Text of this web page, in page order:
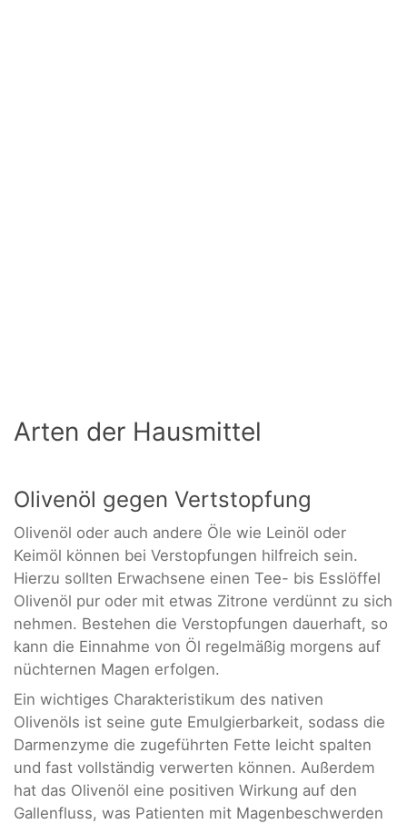
Arten der Hausmittel
Olivenöl gegen Vertstopfung
Olivenöl oder auch andere Öle wie Leinöl oder
Keimöl können bei Verstopfungen hilfreich sein.
Hierzu sollten Erwachsene einen Tee- bis Esslöffel
Olivenöl pur oder mit etwas Zitrone verdünnt zu sich
nehmen. Bestehen die Verstopfungen dauerhaft, so
kann die Einnahme von Öl regelmäßig morgens auf
nüchternen Magen erfolgen.
Ein wichtiges Charakteristikum des nativen
Olivenöls ist seine gute Emulgierbarkeit, sodass die
Darmenzyme die zugeführten Fette leicht spalten
und fast vollständig verwerten können. Außerdem
hat das Olivenöl eine positiven Wirkung auf den
Gallenfluss, was Patienten mit Magenbeschwerden